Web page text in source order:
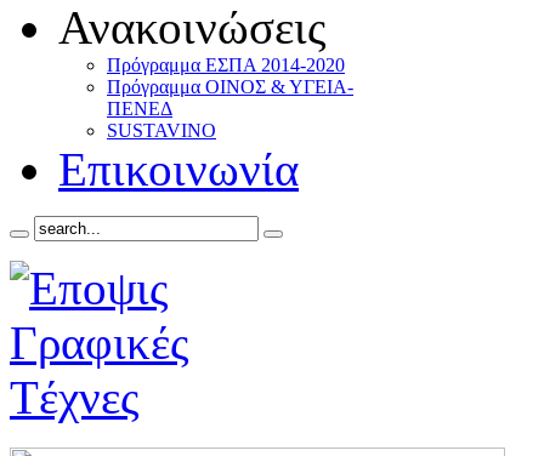
Ανακοινώσεις
Πρόγραμμα ΕΣΠΑ 2014-2020
Πρόγραμμα ΟΙΝΟΣ & ΥΓΕΙΑ-
ΠΕΝΕΔ
SUSTAVINO
Επικοινωνία